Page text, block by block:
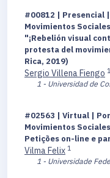
#00812 | Presencial
Movimientos
"¡Rebelión visual
protesta del
Rica, 2019)
Sergio Villena Fiengo 1
1 - Universidad de
#02563 | Virtual |
Movimientos
Petições on-line e
Vilma Felix 1
1 - Universidade